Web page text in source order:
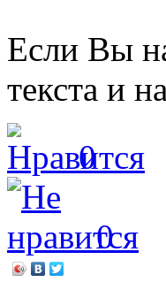
Если Вы
текста и
0
0